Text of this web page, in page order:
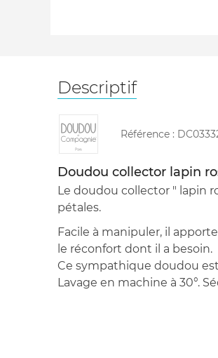
Descriptif
Référence :
Doudou collector lapin
Le doudou collector " lapin
pétales.
Facile à manipuler, il
le réconfort dont il a besoin.
Ce sympathique doudou
Lavage en machine à 30°.